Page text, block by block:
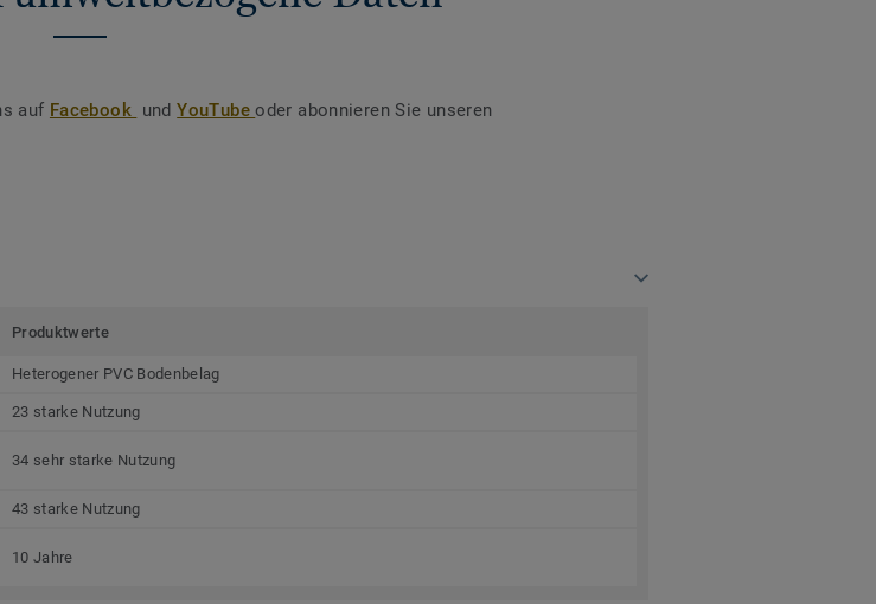
auf Facebook undYouTubeoder abonnieren Sie unseren
Produktwerte
Heterogener PVC Bodenbelag
23 starke Nutzung
34 sehr starke Nutzung
43 starke Nutzung
10 Jahre